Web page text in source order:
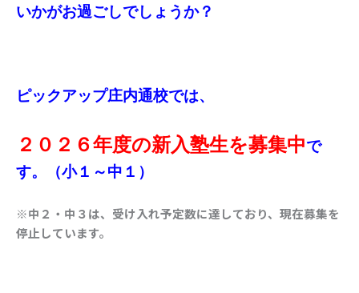
いかがお過ごしでしょうか？
ピックアップ庄内通校では、
２０２６年度の新入塾生を募集中で
す。（小１～中１）
※中２・中３は、受け入れ予定数に達しており、現在募集を
停止しています。